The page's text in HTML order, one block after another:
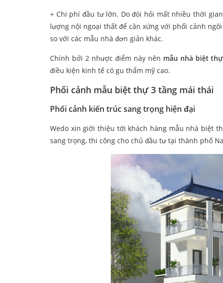
+ Chi phí đầu tư lớn. Do đòi hỏi mất nhiều thời
lượng nội ngoại thất để cân xứng với phối cảnh
so với các mẫu nhà đơn giản khác.
Chính bởi 2 nhược điểm này nên mẫu nhà biệt
điều kiện kinh tế có gu thẩm mỹ cao.
Phối cảnh mẫu biệt thự 3 tầng mái thái
Phối cảnh kiến trúc sang trọng hiện đại
Wedo xin giới thiệu tới khách hàng mẫu nhà biệt
sang trọng, thi công cho chủ đầu tư tại thành phố